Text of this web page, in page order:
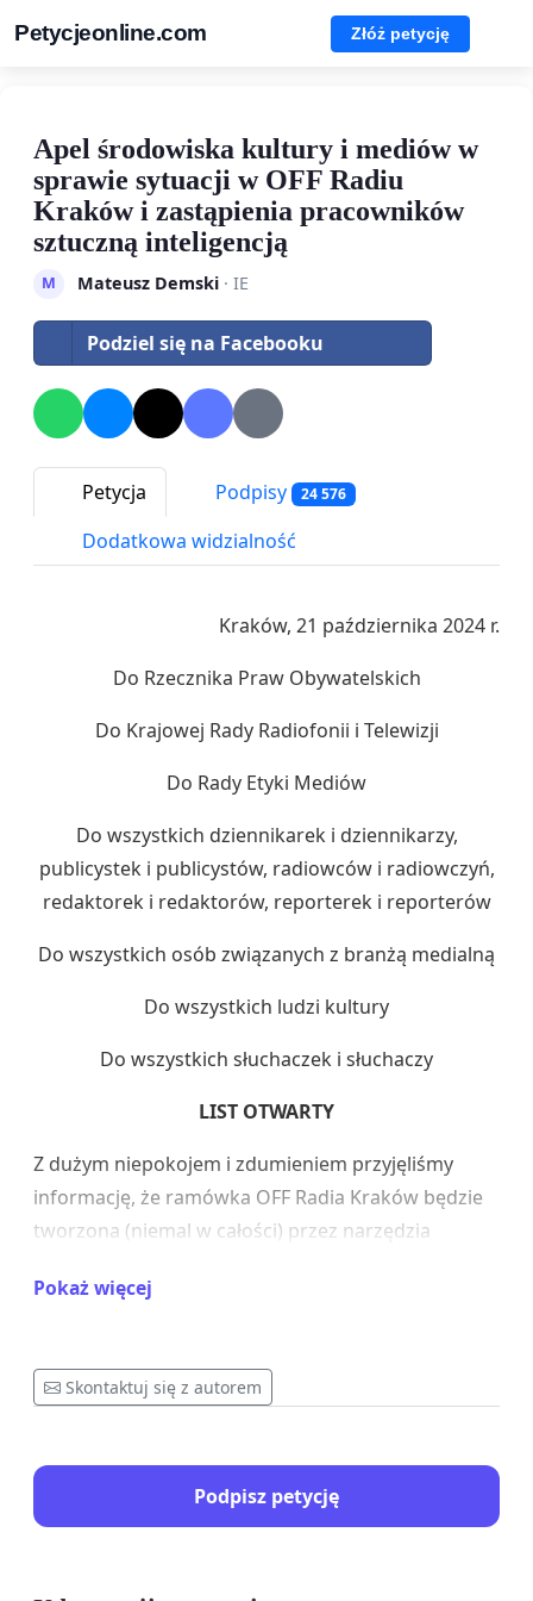
Petycjeonline.com Złóż petycję
Apel środowiska kultury i mediów w
sprawie sytuacji w OFF Radiu
Kraków i zastąpienia pracowników
sztuczną inteligencją
M Mateusz Demski· IE
Podziel się na Facebooku
Petycja Podpisy 24 576
Dodatkowa widzialność
Kraków, 21 października 2024 r.
Do Rzecznika Praw Obywatelskich
Do Krajowej Rady Radiofonii i Telewizji
Do Rady Etyki Mediów
Do wszystkich dziennikarek i dziennikarzy,
publicystek i publicystów, radiowców i radiowczyń,
redaktorek i redaktorów, reporterek i reporterów
Do wszystkich osób związanych z branżą medialną
Do wszystkich ludzi kultury
Do wszystkich słuchaczek i słuchaczy
LIST OTWARTY
Z dużym niepokojem i zdumieniem przyjęliśmy
informację, że ramówka OFF Radia Kraków będzie
tworzona (niemal w całości) przez narzędzia
dziennikarzy, twórców, muzyków – straciło pracę.
OFF Radia Kraków.
Od 22 października na antenie usłyszymy głosy
Pokaż więcej
Skontaktuj się z autorem
Podpisz petycję